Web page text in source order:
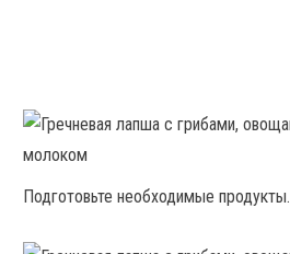
Подготовьте необходимые продукты.